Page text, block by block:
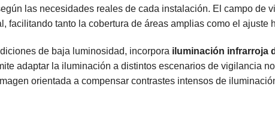
las necesidades reales de cada instalación. El campo de
facilitando tanto la cobertura de áreas amplias como el ajuste
de baja luminosidad, incorpora iluminación infrarroja
adaptar la iluminación a distintos escenarios de vigilancia
orientada a compensar contrastes intensos de